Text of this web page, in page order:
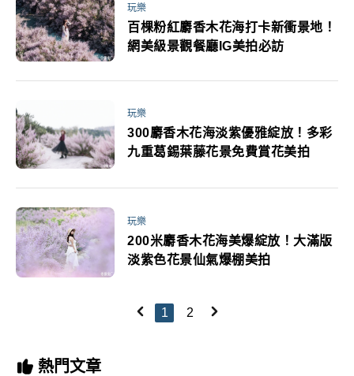
玩樂
百棵粉紅麝香木花海打卡新衝景地！
網美級景觀餐廳IG美拍必訪
玩樂
300麝香木花海淡紫優雅綻放！多彩
九重葛錫葉藤花景免費賞花美拍
玩樂
200米麝香木花海美爆綻放！大滿版
淡紫色花景仙氣爆棚美拍
1 2
熱門文章